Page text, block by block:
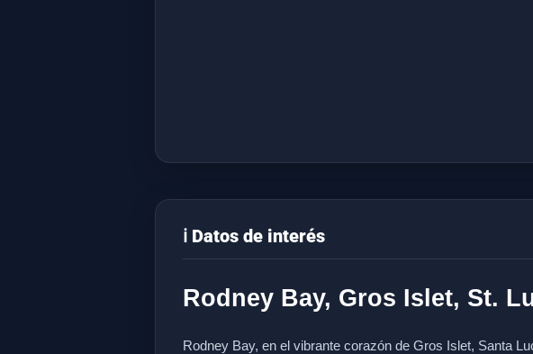
ℹ️ Datos de interés
Rodney Bay, Gros Islet, St.
Rodney Bay, en el vibrante corazón de Gros Islet, Santa